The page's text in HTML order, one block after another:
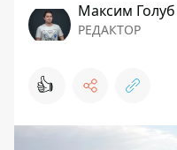
Максим Голуб
РЕДАКТОР
👍